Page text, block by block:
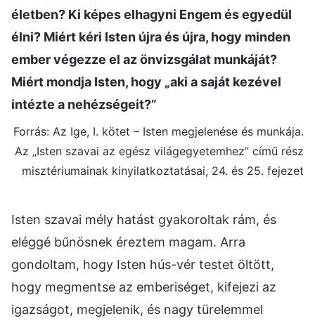
életben? Ki képes elhagyni Engem és egyedül
élni? Miért kéri Isten újra és újra, hogy minden
ember végezze el az önvizsgálat munkáját?
Miért mondja Isten, hogy „aki a saját kezével
intézte a nehézségeit?”
Forrás: Az Ige, I. kötet – Isten megjelenése és munkája.
Az „Isten szavai az egész világegyetemhez” című rész
misztériumainak kinyilatkoztatásai, 24. és 25. fejezet
Isten szavai mély hatást gyakoroltak rám, és
eléggé bűnösnek éreztem magam. Arra
gondoltam, hogy Isten hús-vér testet öltött,
hogy megmentse az emberiséget, kifejezi az
igazságot, megjelenik, és nagy türelemmel